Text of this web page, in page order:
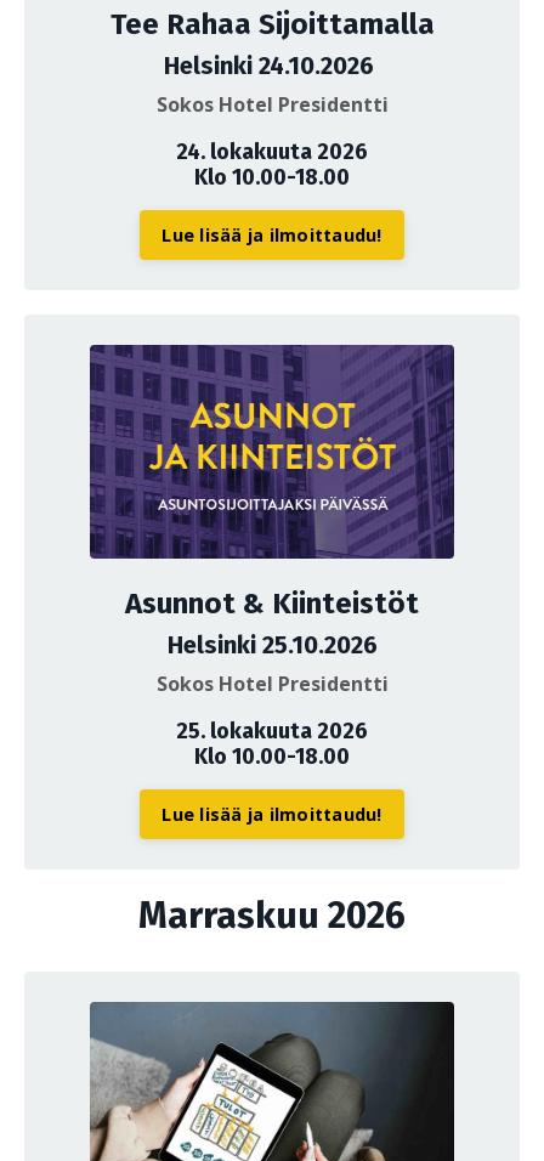
Tee Rahaa Sijoittamalla
Helsinki 24.10.2026
Sokos Hotel Presidentti
24. lokakuuta 2026
Klo 10.00-18.00
Lue lisää ja ilmoittaudu!
Asunnot & Kiinteistöt
Helsinki 25.10.2026
Sokos Hotel Presidentti
25. lokakuuta 2026
Klo 10.00-18.00
Lue lisää ja ilmoittaudu!
Marraskuu 2026